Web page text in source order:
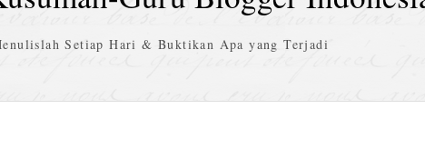
Setiap Hari & Buktikan Apa yang Terjadi